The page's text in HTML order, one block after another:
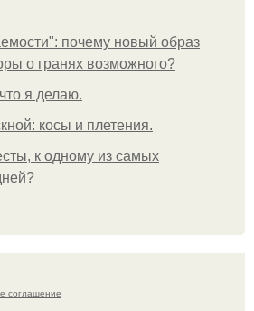
почему новый образ
о гранях возможного?
я делаю.
косы и плетения.
к одному из самых
соглашение